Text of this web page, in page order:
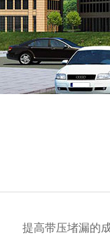
提高带压堵漏的成